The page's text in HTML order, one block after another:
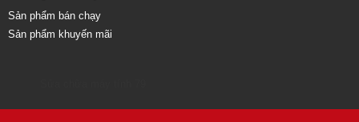
Sản phẩm bán chạy
Sản phẩm khuyến mãi